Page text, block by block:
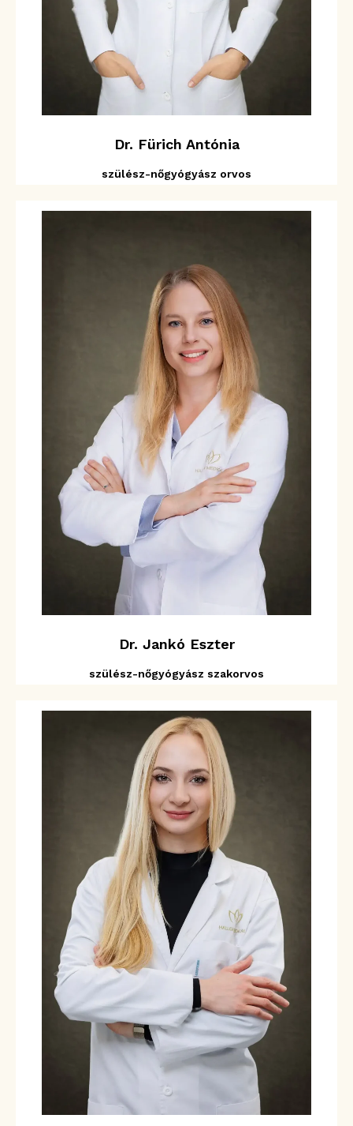
Dr. Fürich Antónia
szülész-nőgyógyász orvos
Dr. Jankó Eszter
szülész-nőgyógyász szakorvos